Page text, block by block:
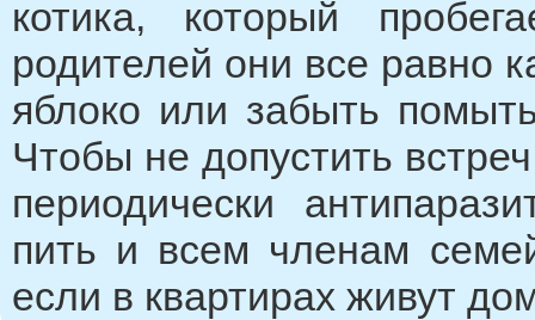
котика, который
родителей они все равно
яблоко или забыть
Чтобы не допустить
периодически
пить и всем членам
если в квартирах живут